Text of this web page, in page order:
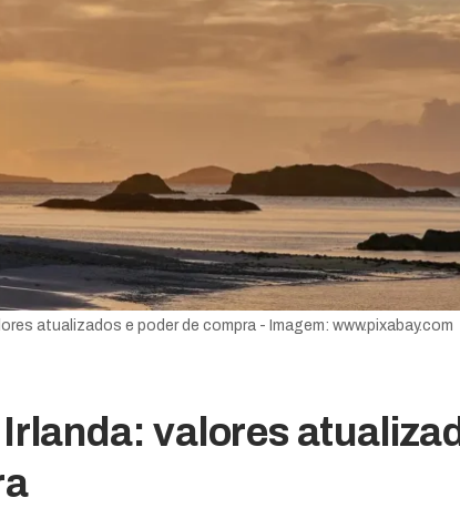
atualizados e poder de compra - Imagem: www.pixabay.com
valores